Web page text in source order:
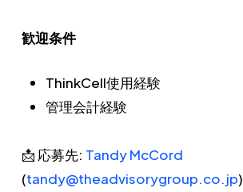
歓迎条件
ThinkCell使用経験
管理会計経験
📩 応募先: Tandy McCord
(tandy@theadvisorygroup.co.jp)